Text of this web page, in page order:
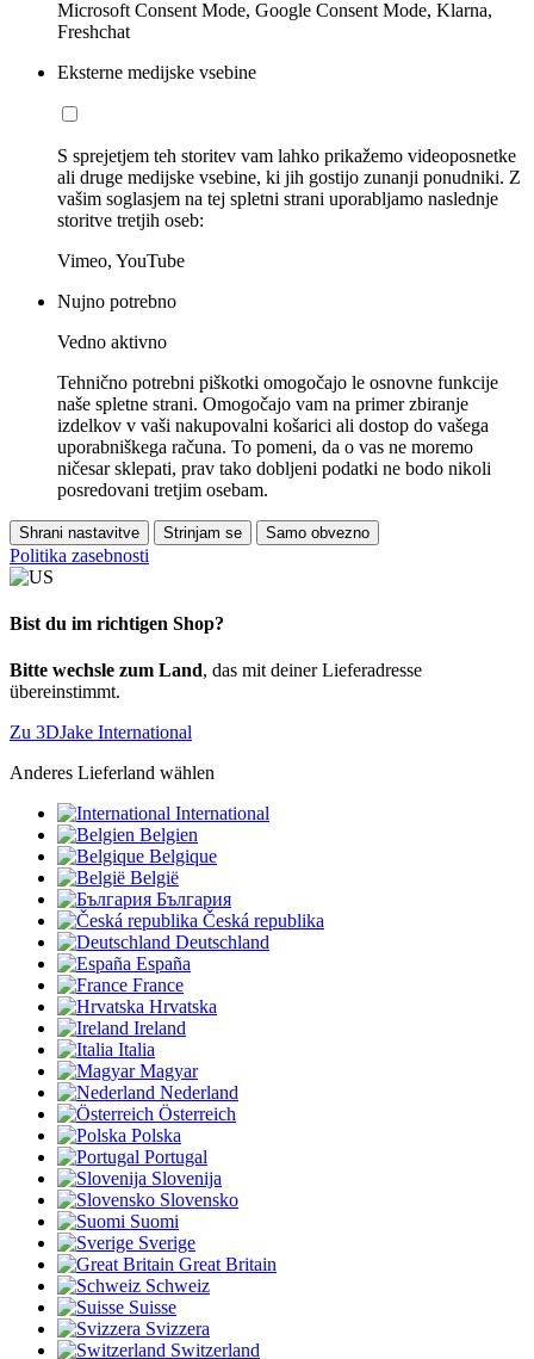
Microsoft Consent Mode, Google Consent Mode, Klarna,
Freshchat
Eksterne medijske vsebine
S sprejetjem teh storitev vam lahko prikažemo videoposnetke
ali druge medijske vsebine, ki jih gostijo zunanji ponudniki. Z
vašim soglasjem na tej spletni strani uporabljamo naslednje
storitve tretjih oseb:
Vimeo, YouTube
Nujno potrebno
Vedno aktivno
Tehnično potrebni piškotki omogočajo le osnovne funkcije
naše spletne strani. Omogočajo vam na primer zbiranje
izdelkov v vaši nakupovalni košarici ali dostop do vašega
uporabniškega računa. To pomeni, da o vas ne moremo
ničesar sklepati, prav tako dobljeni podatki ne bodo nikoli
posredovani tretjim osebam.
Shrani nastavitve Strinjam se Samo obvezno
Politika zasebnosti
Bist du im richtigen Shop?
Bitte wechsle zum Land, das mit deiner Lieferadresse
übereinstimmt.
Zu 3DJake International
Anderes Lieferland wählen
International
Belgien
Belgique
België
България
Česká republika
Deutschland
España
France
Hrvatska
Ireland
Italia
Magyar
Nederland
Österreich
Polska
Portugal
Slovenija
Slovensko
Suomi
Sverige
Great Britain
Schweiz
Suisse
Svizzera
Switzerland